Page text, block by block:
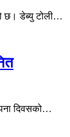
छ। डेब्यु टोली…
दिवसको…